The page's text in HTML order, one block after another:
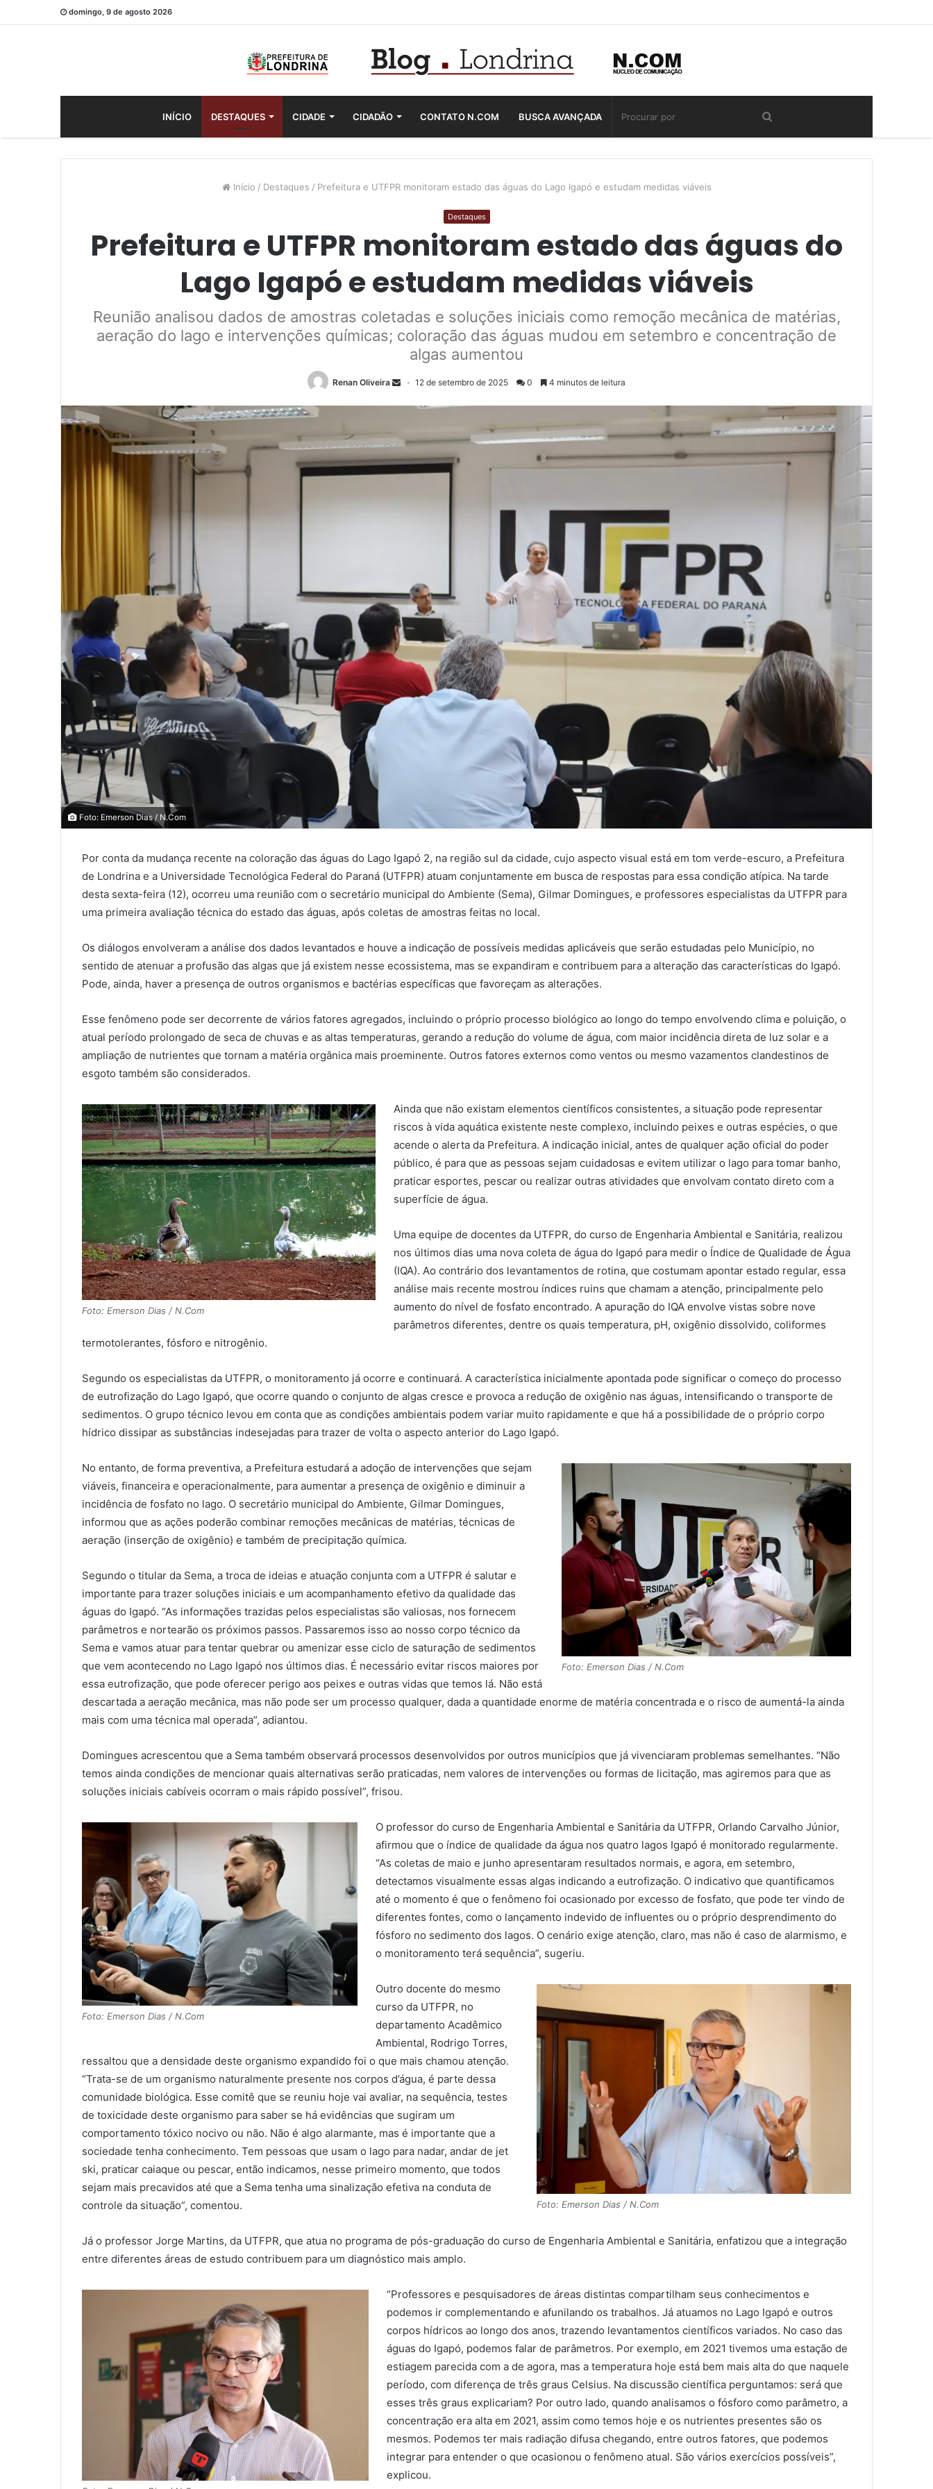
domingo, 9 de agosto 2026
INÍCIO DESTAQUES CIDADE CIDADÃO CONTATO N.COM BUSCA AVANÇADA
Início / Destaques / Prefeitura e UTFPR monitoram estado das águas do Lago Igapó e estudam medidas viáveis
Destaques
Prefeitura e UTFPR monitoram estado das águas do
Lago Igapó e estudam medidas viáveis
Reunião analisou dados de amostras coletadas e soluções iniciais como remoção mecânica de matérias,
aeração do lago e intervenções químicas; coloração das águas mudou em setembro e concentração de
algas aumentou
Renan Oliveira 12 de setembro de 2025 0 4 minutos de leitura
Foto: Emerson Dias / N.Com
Por conta da mudança recente na coloração das águas do Lago Igapó 2, na região sul da cidade, cujo aspecto visual está em tom verde-escuro, a Prefeitura
de Londrina e a Universidade Tecnológica Federal do Paraná (UTFPR) atuam conjuntamente em busca de respostas para essa condição atípica. Na tarde
desta sexta-feira (12), ocorreu uma reunião com o secretário municipal do Ambiente (Sema), Gilmar Domingues, e professores especialistas da UTFPR para
uma primeira avaliação técnica do estado das águas, após coletas de amostras feitas no local.
Os diálogos envolveram a análise dos dados levantados e houve a indicação de possíveis medidas aplicáveis que serão estudadas pelo Município, no
sentido de atenuar a profusão das algas que já existem nesse ecossistema, mas se expandiram e contribuem para a alteração das características do Igapó.
Pode, ainda, haver a presença de outros organismos e bactérias específicas que favoreçam as alterações.
Esse fenômeno pode ser decorrente de vários fatores agregados, incluindo o próprio processo biológico ao longo do tempo envolvendo clima e poluição, o
atual período prolongado de seca de chuvas e as altas temperaturas, gerando a redução do volume de água, com maior incidência direta de luz solar e a
ampliação de nutrientes que tornam a matéria orgânica mais proeminente. Outros fatores externos como ventos ou mesmo vazamentos clandestinos de
esgoto também são considerados.
Foto: Emerson Dias / N.Com
Ainda que não existam elementos científicos consistentes, a situação pode representar
riscos à vida aquática existente neste complexo, incluindo peixes e outras espécies, o que
acende o alerta da Prefeitura. A indicação inicial, antes de qualquer ação oficial do poder
público, é para que as pessoas sejam cuidadosas e evitem utilizar o lago para tomar banho,
praticar esportes, pescar ou realizar outras atividades que envolvam contato direto com a
superfície de água.
Uma equipe de docentes da UTFPR, do curso de Engenharia Ambiental e Sanitária, realizou
nos últimos dias uma nova coleta de água do Igapó para medir o Índice de Qualidade de Água
(IQA). Ao contrário dos levantamentos de rotina, que costumam apontar estado regular, essa
análise mais recente mostrou índices ruins que chamam a atenção, principalmente pelo
aumento do nível de fosfato encontrado. A apuração do IQA envolve vistas sobre nove
parâmetros diferentes, dentre os quais temperatura, pH, oxigênio dissolvido, coliformes
termotolerantes, fósforo e nitrogênio.
Segundo os especialistas da UTFPR, o monitoramento já ocorre e continuará. A característica inicialmente apontada pode significar o começo do processo
de eutrofização do Lago Igapó, que ocorre quando o conjunto de algas cresce e provoca a redução de oxigênio nas águas, intensificando o transporte de
sedimentos. O grupo técnico levou em conta que as condições ambientais podem variar muito rapidamente e que há a possibilidade de o próprio corpo
hídrico dissipar as substâncias indesejadas para trazer de volta o aspecto anterior do Lago Igapó.
Foto: Emerson Dias / N.Com
No entanto, de forma preventiva, a Prefeitura estudará a adoção de intervenções que sejam
viáveis, financeira e operacionalmente, para aumentar a presença de oxigênio e diminuir a
incidência de fosfato no lago. O secretário municipal do Ambiente, Gilmar Domingues,
informou que as ações poderão combinar remoções mecânicas de matérias, técnicas de
aeração (inserção de oxigênio) e também de precipitação química.
Segundo o titular da Sema, a troca de ideias e atuação conjunta com a UTFPR é salutar e
importante para trazer soluções iniciais e um acompanhamento efetivo da qualidade das
águas do Igapó. “As informações trazidas pelos especialistas são valiosas, nos fornecem
parâmetros e nortearão os próximos passos. Passaremos isso ao nosso corpo técnico da
Sema e vamos atuar para tentar quebrar ou amenizar esse ciclo de saturação de sedimentos
que vem acontecendo no Lago Igapó nos últimos dias. É necessário evitar riscos maiores por
essa eutrofização, que pode oferecer perigo aos peixes e outras vidas que temos lá. Não está
descartada a aeração mecânica, mas não pode ser um processo qualquer, dada a quantidade enorme de matéria concentrada e o risco de aumentá-la ainda
mais com uma técnica mal operada”, adiantou.
Domingues acrescentou que a Sema também observará processos desenvolvidos por outros municípios que já vivenciaram problemas semelhantes. “Não
temos ainda condições de mencionar quais alternativas serão praticadas, nem valores de intervenções ou formas de licitação, mas agiremos para que as
soluções iniciais cabíveis ocorram o mais rápido possível”, frisou.
Foto: Emerson Dias / N.Com
O professor do curso de Engenharia Ambiental e Sanitária da UTFPR, Orlando Carvalho Júnior,
afirmou que o índice de qualidade da água nos quatro lagos Igapó é monitorado regularmente.
“As coletas de maio e junho apresentaram resultados normais, e agora, em setembro,
detectamos visualmente essas algas indicando a eutrofização. O indicativo que quantificamos
até o momento é que o fenômeno foi ocasionado por excesso de fosfato, que pode ter vindo de
diferentes fontes, como o lançamento indevido de influentes ou o próprio desprendimento do
fósforo no sedimento dos lagos. O cenário exige atenção, claro, mas não é caso de alarmismo, e
o monitoramento terá sequência”, sugeriu.
Foto: Emerson Dias / N.Com
Outro docente do mesmo
curso da UTFPR, no
departamento Acadêmico
Ambiental, Rodrigo Torres,
ressaltou que a densidade deste organismo expandido foi o que mais chamou atenção.
“Trata-se de um organismo naturalmente presente nos corpos d’água, é parte dessa
comunidade biológica. Esse comitê que se reuniu hoje vai avaliar, na sequência, testes
de toxicidade deste organismo para saber se há evidências que sugiram um
comportamento tóxico nocivo ou não. Não é algo alarmante, mas é importante que a
sociedade tenha conhecimento. Tem pessoas que usam o lago para nadar, andar de jet
ski, praticar caiaque ou pescar, então indicamos, nesse primeiro momento, que todos
sejam mais precavidos até que a Sema tenha uma sinalização efetiva na conduta de
controle da situação”, comentou.
Já o professor Jorge Martins, da UTFPR, que atua no programa de pós-graduação do curso de Engenharia Ambiental e Sanitária, enfatizou que a integração
entre diferentes áreas de estudo contribuem para um diagnóstico mais amplo.
“Professores e pesquisadores de áreas distintas compartilham seus conhecimentos e
podemos ir complementando e afunilando os trabalhos. Já atuamos no Lago Igapó e outros
corpos hídricos ao longo dos anos, trazendo levantamentos científicos variados. No caso das
águas do Igapó, podemos falar de parâmetros. Por exemplo, em 2021 tivemos uma estação de
estiagem parecida com a de agora, mas a temperatura hoje está bem mais alta do que naquele
período, com diferença de três graus Celsius. Na discussão científica perguntamos: será que
esses três graus explicariam? Por outro lado, quando analisamos o fósforo como parâmetro, a
concentração era alta em 2021, assim como temos hoje e os nutrientes presentes são os
mesmos. Podemos ter mais radiação difusa chegando, entre outros fatores, que podemos
integrar para entender o que ocasionou o fenômeno atual. São vários exercícios possíveis”,
explicou.